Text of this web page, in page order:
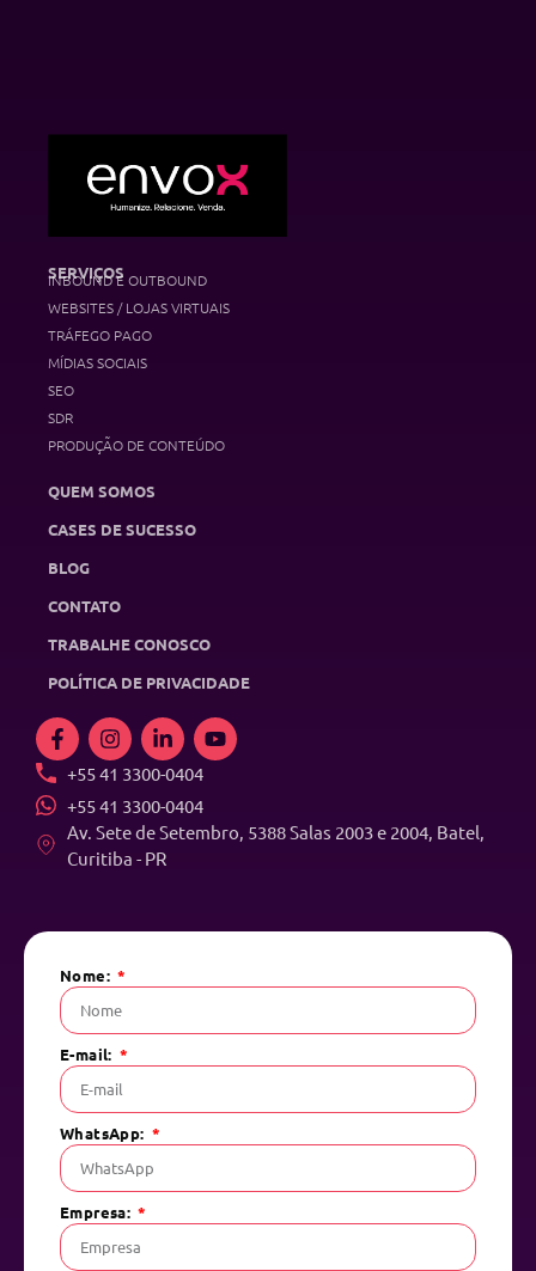
SERVIÇOS
INBOUND E OUTBOUND
WEBSITES / LOJAS VIRTUAIS
TRÁFEGO PAGO
MÍDIAS SOCIAIS
SEO
SDR
PRODUÇÃO DE CONTEÚDO
QUEM SOMOS
CASES DE SUCESSO
BLOG
CONTATO
TRABALHE CONOSCO
POLÍTICA DE PRIVACIDADE
+55 41 3300-0404
+55 41 3300-0404
Av. Sete de Setembro, 5388 Salas 2003 e 2004, Batel,
Curitiba - PR
Nome:
E-mail:
WhatsApp:
Empresa: